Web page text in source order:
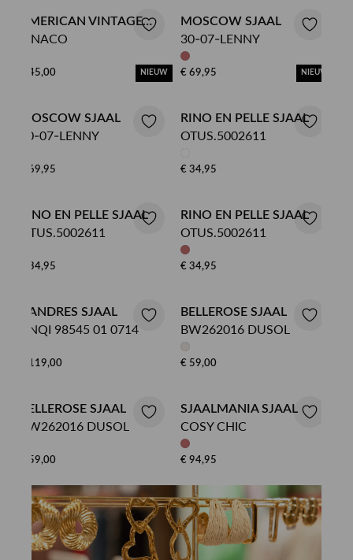
AMERICAN VINTAGE
SJAAL
ZINACO
€ 45,00 NIEUW
MOSCOW SJAAL
30-07-LENNY
€ 69,95 NIEUW
MOSCOW SJAAL
30-07-LENNY
€ 69,95
RINO EN PELLE SJAAL
OTUS.5002611
€ 34,95
RINO EN PELLE SJAAL
OTUS.5002611
€ 34,95
RINO EN PELLE SJAAL
OTUS.5002611
€ 34,95
XANDRES SJAAL
ANQI 98545 01 0714
€ 119,00
BELLEROSE SJAAL
BW262016 DUSOL
€ 59,00
BELLEROSE SJAAL
BW262016 DUSOL
€ 59,00
SJAALMANIA SJAAL
COSY CHIC
€ 94,95